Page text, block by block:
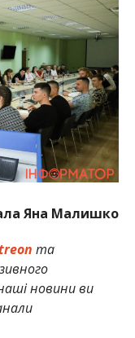
Яна Малишко
та
новини ви